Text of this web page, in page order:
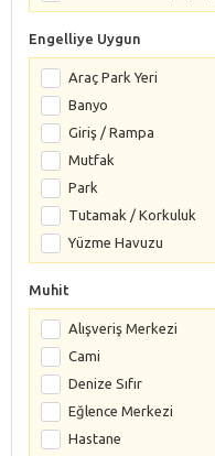
Engelliye Uygun
Araç Park Yeri
Banyo
Giriş / Rampa
Mutfak
Park
Tutamak / Korkuluk
Yüzme Havuzu
Muhit
Alışveriş Merkezi
Cami
Denize Sıfır
Eğlence Merkezi
Hastane